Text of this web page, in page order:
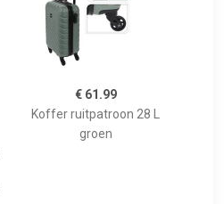
€ 61.99
Koffer ruitpatroon 28 L
groen